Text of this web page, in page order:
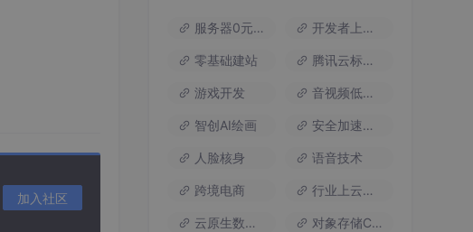
，开始准备
，为后面
加入社区
服务器0元试用 开发者上云包
零基础建站 腾讯云标杆案例
游戏开发 音视频低代码
智创AI绘画 安全加速流量
人脸核身 语音技术
跨境电商 行业上云方案
云原生数据库 对象存储COS